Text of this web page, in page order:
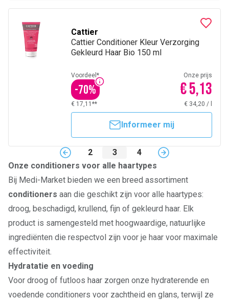
Cattier
Cattier Conditioner Kleur Verzorging
Gekleurd Haar Bio 150 ml
Voordeel*
-70%
Onze prijs
€ 5,13
€ 17,11** € 34,20 /
Informeer mij
2 3
4
Onze conditioners voor alle haartypes
Bij Medi-Market bieden we een breed assortiment
conditioners aan die geschikt zijn voor alle haartypes:
droog, beschadigd, krullend, fijn of gekleurd haar. Elk
product is samengesteld met hoogwaardige, natuurlijke
ingrediënten die respectvol zijn voor je haar voor maximale
effectiviteit.
Hydratatie en voeding
Voor droog of futloos haar zorgen onze hydraterende en
voedende conditioners voor zachtheid en glans, terwijl ze